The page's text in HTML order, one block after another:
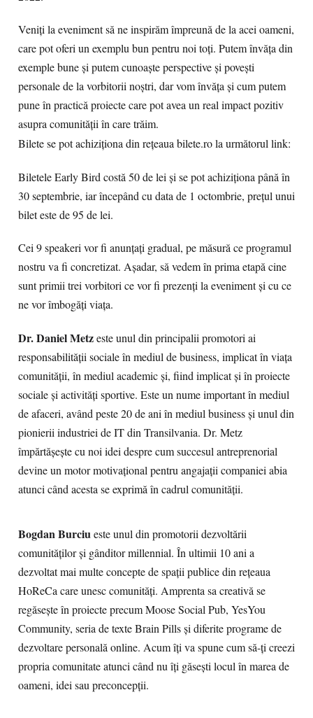
Veniți la eveniment să ne inspirăm împreună de la acei oameni,
care pot oferi un exemplu bun pentru noi toți. Putem învăța din
exemple bune și putem cunoaște perspective și povești
personale de la vorbitorii noștri, dar vom învăța și cum putem
pune în practică proiecte care pot avea un real impact pozitiv
asupra comunității în care trăim.
Bilete se pot achiziționa din rețeaua bilete.ro la următorul link:
Biletele Early Bird costă 50 de lei și se pot achiziționa până în
30 septembrie, iar începând cu data de 1 octombrie, prețul unui
bilet este de 95 de lei.
Cei 9 speakeri vor fi anunțați gradual, pe măsură ce programul
nostru va fi concretizat. Așadar, să vedem în prima etapă cine
sunt primii trei vorbitori ce vor fi prezenți la eveniment și cu ce
ne vor îmbogăți viața.
Dr. Daniel Metzeste unul din principalii promotori ai
responsabilității sociale în mediul de business, implicat în viața
comunității, în mediul academic și, fiind implicat și în proiecte
sociale și activități sportive. Este un nume important în mediul
de afaceri, având peste 20 de ani în mediul business și unul din
pionierii industriei de IT din Transilvania. Dr. Metz
împărtășește cu noi idei despre cum succesul antreprenorial
devine un motor motivațional pentru angajații companiei abia
atunci când acesta se exprimă în cadrul comunității.
Bogdan Burciueste unul din promotorii dezvoltării
comunităților și gânditor millennial. În ultimii 10 ani a
dezvoltat mai multe concepte de spații publice din rețeaua
HoReCa care unesc comunități. Amprenta sa creativă se
regăsește în proiecte precum Moose Social Pub, YesYou
Community, seria de texte Brain Pills și diferite programe de
dezvoltare personală online. Acum îți va spune cum să-ți creezi
propria comunitate atunci când nu îți găsești locul în marea de
oameni, idei sau preconcepții.